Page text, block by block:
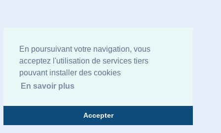
En poursuivant votre navigation, vous
acceptez l'utilisation de services tiers
pouvant installer des cookies
En savoir plus
Accepter